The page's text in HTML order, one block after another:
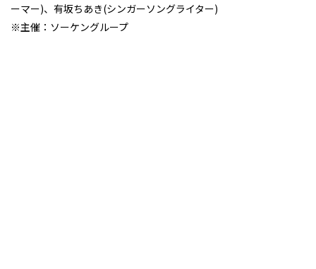
ーマー)、有坂ちあき(シンガーソングライター)
※主催：ソーケングループ